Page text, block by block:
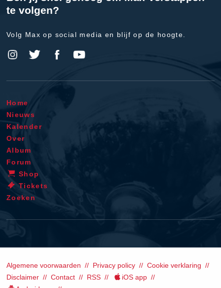
te volgen?
Volg Max op social media en blijf op de hoogte.
Home
Nieuws
Kalender
Over
Album
Forum
Shop
Tickets
Zoeken
Algemene voorwaarden Privacy policy
Cookie verklaring
Disclaimer
Contact RSS
iOS app